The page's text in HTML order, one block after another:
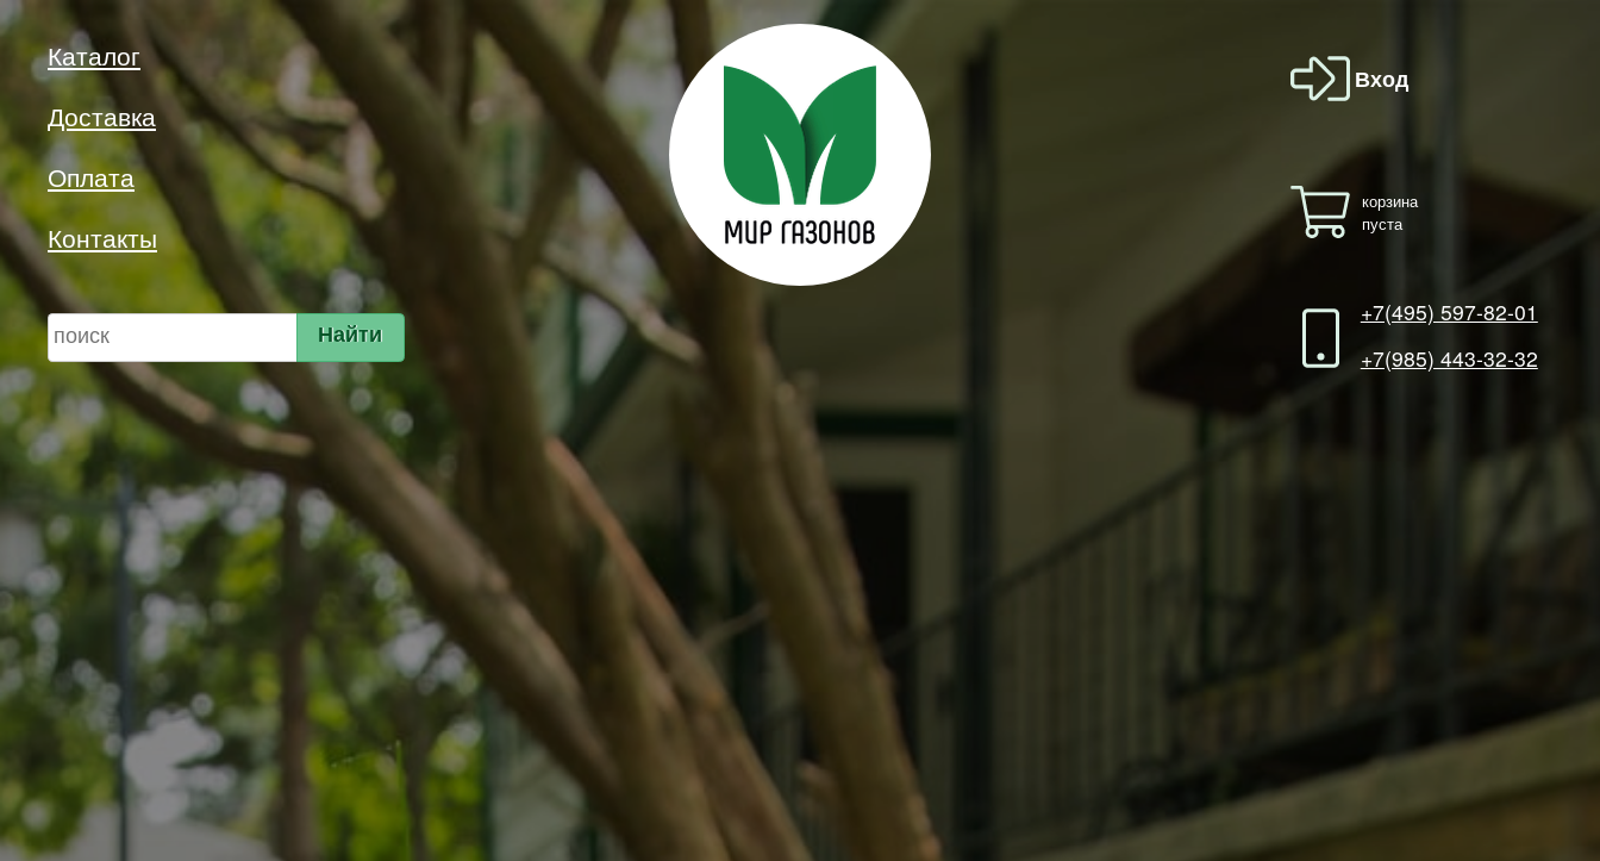
Каталог
Доставка
Оплата
Контакты
+7(495) 597-82-01
+7(985) 443-32-32
Найти
Вход
корзина
пуста